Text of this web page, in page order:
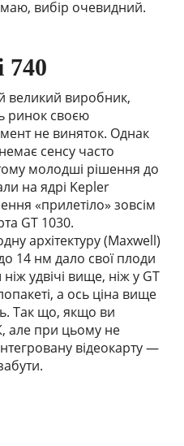
вибір очевидний.
740
великий виробник,
ринок своєю
не виняток. Однак
сенсу часто
молодші рішення до
на ядрі Kepler
«прилетіло» зовсім
GT 1030.
архітектуру (Maxwell)
14 нм дало свої плоди
удвічі вище, ніж у GT
а ось ціна вище
Так що, якщо ви
але при цьому не
відеокарту —